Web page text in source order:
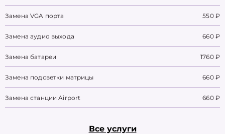
Замена VGA порта 550 ₽
Замена аудио выхода 660 ₽
Замена батареи 1760 ₽
Замена подсветки матрицы 660 ₽
Замена станции Airport 660 ₽
Все услуги